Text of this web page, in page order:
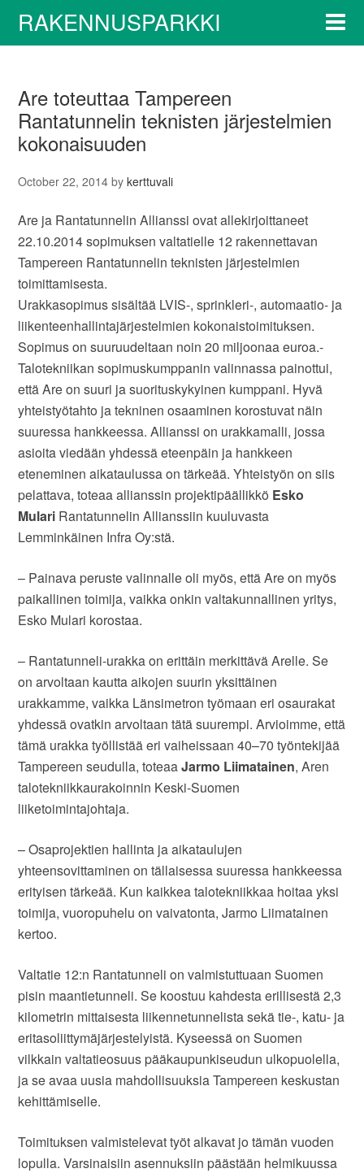
RAKENNUSPARKKI
Are toteuttaa Tampereen
Rantatunnelin teknisten järjestelmien
kokonaisuuden
October 22, 2014 bykerttuvali
Are ja Rantatunnelin Allianssi ovat allekirjoittaneet
22.10.2014 sopimuksen valtatielle 12 rakennettavan
Tampereen Rantatunnelin teknisten järjestelmien
toimittamisesta.
Urakkasopimus sisältää LVIS-, sprinkleri-, automaatio- ja
liikenteenhallintajärjestelmien kokonaistoimituksen.
Sopimus on suuruudeltaan noin 20 miljoonaa euroa.-
Talotekniikan sopimuskumppanin valinnassa painottui,
että Are on suuri ja suorituskykyinen kumppani. Hyvä
yhteistyötahto ja tekninen osaaminen korostuvat näin
suuressa hankkeessa. Allianssi on urakkamalli, jossa
asioita viedään yhdessä eteenpäin ja hankkeen
eteneminen aikataulussa on tärkeää. Yhteistyön on siis
pelattava, toteaa allianssin projektipäällikkö Esko
Mulari Rantatunnelin Allianssiin kuuluvasta
Lemminkäinen Infra Oy:stä.
– Painava peruste valinnalle oli myös, että Are on myös
paikallinen toimija, vaikka onkin valtakunnallinen yritys,
Esko Mulari korostaa.
– Rantatunneli-urakka on erittäin merkittävä Arelle. Se
on arvoltaan kautta aikojen suurin yksittäinen
urakkamme, vaikka Länsimetron työmaan eri osaurakat
yhdessä ovatkin arvoltaan tätä suurempi. Arvioimme, että
tämä urakka työllistää eri vaiheissaan 40–70 työntekijää
Tampereen seudulla, toteaaJarmo Liimatainen, Aren
talotekniikkaurakoinnin Keski-Suomen
liiketoimintajohtaja.
– Osaprojektien hallinta ja aikataulujen
yhteensovittaminen on tällaisessa suuressa hankkeessa
erityisen tärkeää. Kun kaikkea talotekniikkaa hoitaa yksi
toimija, vuoropuhelu on vaivatonta, Jarmo Liimatainen
kertoo.
Valtatie 12:n Rantatunneli on valmistuttuaan Suomen
pisin maantietunneli. Se koostuu kahdesta erillisestä 2,3
kilometrin mittaisesta liikennetunnelista sekä tie-, katu- ja
eritasoliittymäjärjestelyistä. Kyseessä on Suomen
vilkkain valtatieosuus pääkaupunkiseudun ulkopuolella,
ja se avaa uusia mahdollisuuksia Tampereen keskustan
kehittämiselle.
Toimituksen valmistelevat työt alkavat jo tämän vuoden
lopulla. Varsinaisiin asennuksiin päästään helmikuussa